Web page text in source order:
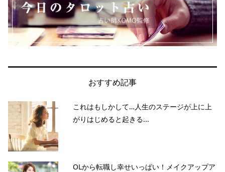
おすすめ記事
これはもしかして…人生のステージが上に上
がりはじめると起きる...
OLから転職し幸せいっぱい！メイクアップア